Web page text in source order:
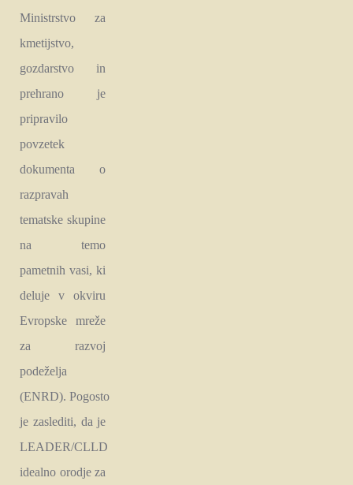
Ministrstvo za
kmetijstvo,
gozdarstvo in
prehrano je
pripravilo
povzetek
dokumenta o
razpravah
tematske skupine
na temo
pametnih vasi, ki
deluje v okviru
Evropske mreže
za razvoj
podeželja
(ENRD). Pogosto
je zaslediti, da je
LEADER/CLLD
idealno orodje za